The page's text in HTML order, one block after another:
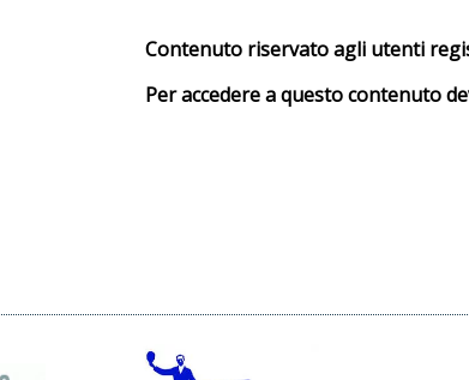
Contenuto riservato agli utenti
Per accedere a questo contenuto